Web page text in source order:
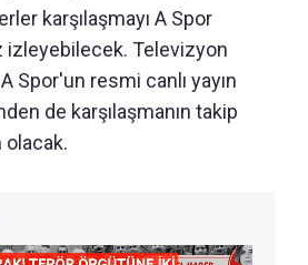
karşılaşmayı A Spor
Televizyon
A Spor'un resmi canlı yayın
de karşılaşmanın takip